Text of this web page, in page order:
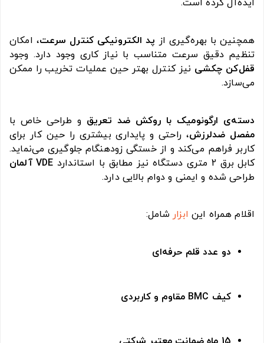
ایده‌آل کرده است.
همچنین با بهره‌گیری از پد الکترونیکی کنترل سرعت، امکان
تنظیم دقیق سرعت متناسب با نیاز کاری وجود دارد. وجود
قفل‌کن چکشی نیز کنترل بهتر حین عملیات تخریب را ممکن
می‌سازد.
دسته‌ی ارگونومیک با روکش ضد تعریق و طراحی خاص با
مفصل ضدلرزش، راحتی و پایداری بیشتری را حین کار برای
کاربر فراهم می‌کند و از خستگی زودهنگام جلوگیری می‌نماید.
کابل برق 2 متری دستگاه نیز مطابق با استاندارد
VDE آلمان
طراحی شده و ایمنی و دوام بالایی دارد.
اقلام همراه این ابزار شامل:
دو عدد قلم حرفه‌ای
کیف BMC مقاوم و کاربردی